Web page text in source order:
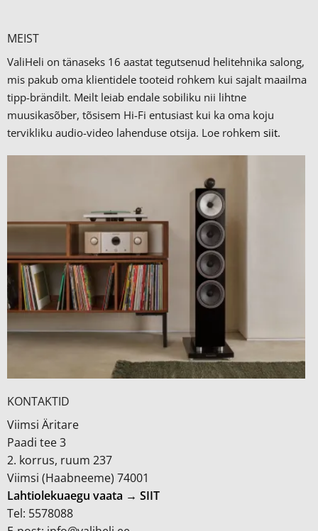
MEIST
ValiHeli on tänaseks 16 aastat tegutsenud helitehnika salong,
mis pakub oma klientidele tooteid rohkem kui sajalt maailma
tipp-brändilt. Meilt leiab endale sobiliku nii lihtne
muusikasõber, tõsisem Hi-Fi entusiast kui ka oma koju
tervikliku audio-video lahenduse otsija. Loe rohkem siit.
KONTAKTID
Viimsi Äritare
Paadi tee 3
2. korrus, ruum 237
Viimsi (Haabneeme) 74001
Lahtiolekuaegu vaata → SIIT
Tel: 5578088